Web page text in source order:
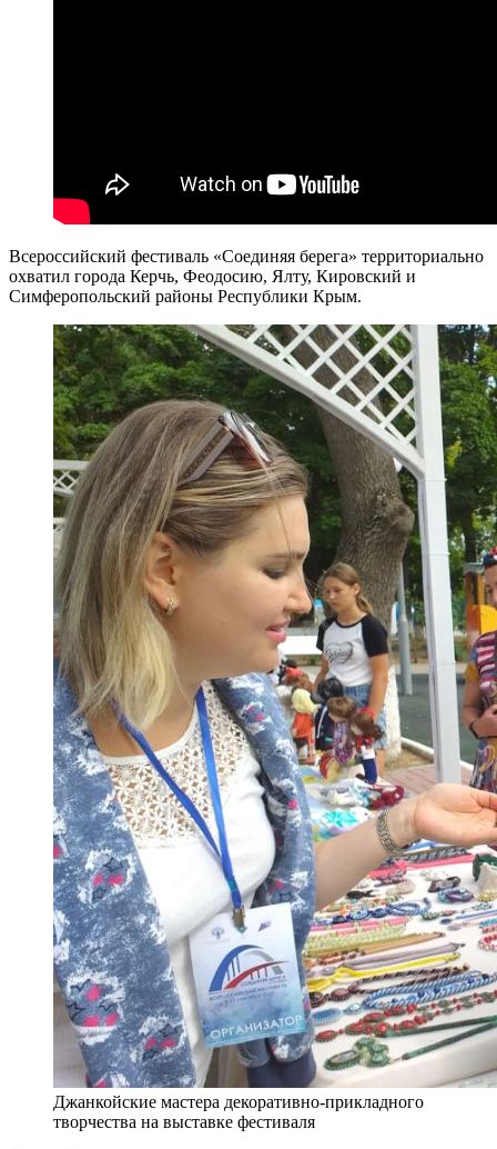
Всероссийский фестиваль «Соединяя берега» территориально
охватил города Керчь, Феодосию, Ялту, Кировский и
Симферопольский районы Республики Крым.
Джанкойские мастера декоративно-прикладного
творчества на выставке фестиваля